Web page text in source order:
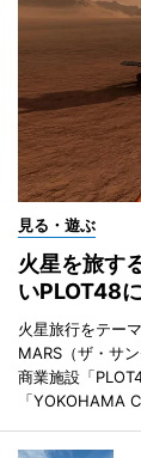
見る・遊ぶ
火星を旅す
いPLOT48
火星旅行をテー
MARS（ザ・サ
商業施設「
「YOKOHAMA